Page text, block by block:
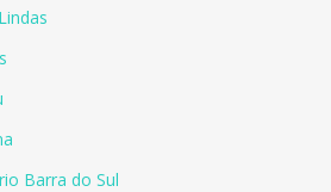
Barra do Sul